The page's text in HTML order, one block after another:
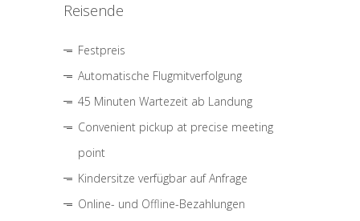
Reisende
Festpreis
Automatische Flugmitverfolgung
45 Minuten Wartezeit ab Landung
Convenient pickup at precise meeting
point
Kindersitze verfügbar auf Anfrage
Online- und Offline-Bezahlungen